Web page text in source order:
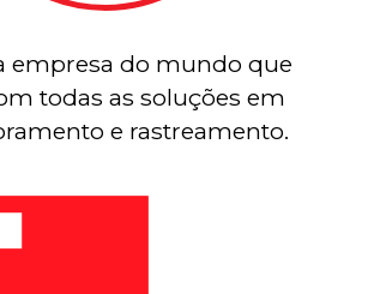
empresa do mundo que
todas as soluções em
e rastreamento.